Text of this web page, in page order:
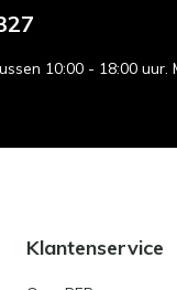
10:00 - 18:00 uur.
Klantenservice